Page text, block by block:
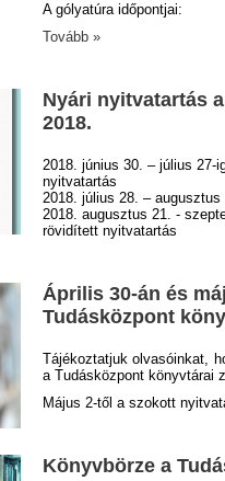
A gólyatúra időpontjai:
Tovább »
Nyári nyitvatartás
2018.
2018. június 30. – július 27-
nyitvatartás
2018. július 28. – augusztus
2018. augusztus 21. -
rövidített nyitvatartás
Április 30-án és
Tudásközpont
Tájékoztatjuk olvasóinkat,
a Tudásközpont könyvtárai
Május 2-től a szokott
Könyvbörze a